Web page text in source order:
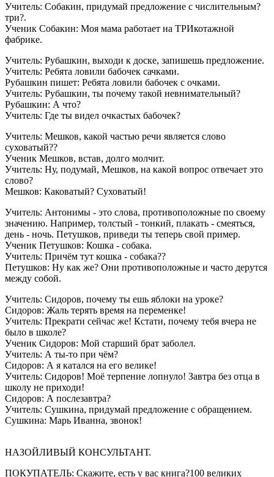
Учитель: Собакин, придумай предложение с числительным?
три?.
Ученик Собакин: Моя мама работает на ТРИкотажной
фабрике.
Учитель: Рубашкин, выходи к доске, запишешь предложение.
Учитель: Ребята ловили бабочек сачками.
Рубашкин пишет: Ребята ловили бабочек с очками.
Учитель: Рубашкин, ты почему такой невнимательный?
Рубашкин: А что?
Учитель: Где ты видел очкастых бабочек?
Учитель: Мешков, какой частью речи является слово
суховатый??
Ученик Мешков, встав, долго молчит.
Учитель: Ну, подумай, Мешков, на какой вопрос отвечает это
слово?
Мешков: Каковатый? Суховатый!
Учитель: Антонимы - это слова, противоположные по своему
значению. Например, толстый - тонкий, плакать - смеяться,
день - ночь. Петушков, приведи ты теперь свой пример.
Ученик Петушков: Кошка - собака.
Учитель: Причём тут кошка - собака??
Петушков: Ну как же? Они противоположные и часто дерутся
между собой.
Учитель: Сидоров, почему ты ешь яблоки на уроке?
Сидоров: Жаль терять время на переменке!
Учитель: Прекрати сейчас же! Кстати, почему тебя вчера не
было в школе?
Ученик Сидоров: Мой старший брат заболел.
Учитель: А ты-то при чём?
Сидоров: А я катался на его велике!
Учитель: Сидоров! Моё терпение лопнуло! Завтра без отца в
школу не приходи!
Сидоров: А послезавтра?
Учитель: Сушкина, придумай предложение с обращением.
Сушкина: Марь Иванна, звонок!
НАЗОЙЛИВЫЙ КОНСУЛЬТАНТ.
ПОКУПАТЕЛЬ: Скажите, есть у вас книга?100 великих